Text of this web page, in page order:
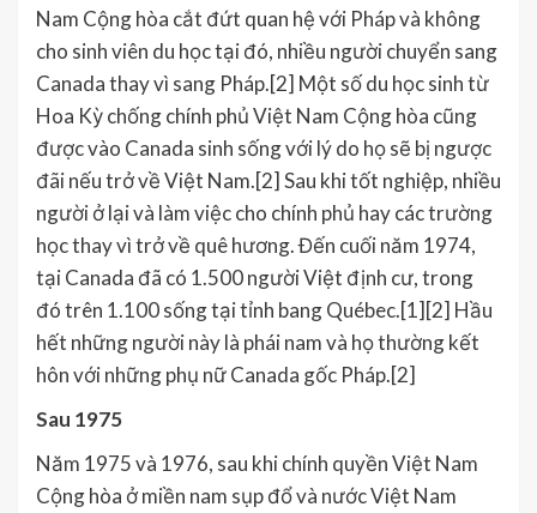
Nam Cộng hòa cắt đứt quan hệ với Pháp và không
cho sinh viên du học tại đó, nhiều người chuyển sang
Canada thay vì sang Pháp.[2] Một số du học sinh từ
Hoa Kỳ chống chính phủ Việt Nam Cộng hòa cũng
được vào Canada sinh sống với lý do họ sẽ bị ngược
đãi nếu trở về Việt Nam.[2] Sau khi tốt nghiệp, nhiều
người ở lại và làm việc cho chính phủ hay các trường
học thay vì trở về quê hương. Đến cuối năm 1974,
tại Canada đã có 1.500 người Việt định cư, trong
đó trên 1.100 sống tại tỉnh bang Québec.[1][2] Hầu
hết những người này là phái nam và họ thường kết
hôn với những phụ nữ Canada gốc Pháp.[2]
Sau 1975
Năm 1975 và 1976, sau khi chính quyền Việt Nam
Cộng hòa ở miền nam sụp đổ và nước Việt Nam